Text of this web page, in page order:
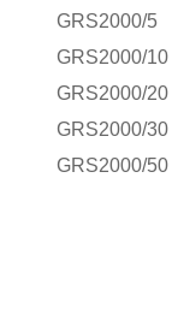
GRS2000/5
GRS2000/10
GRS2000/20
GRS2000/30
GRS2000/50